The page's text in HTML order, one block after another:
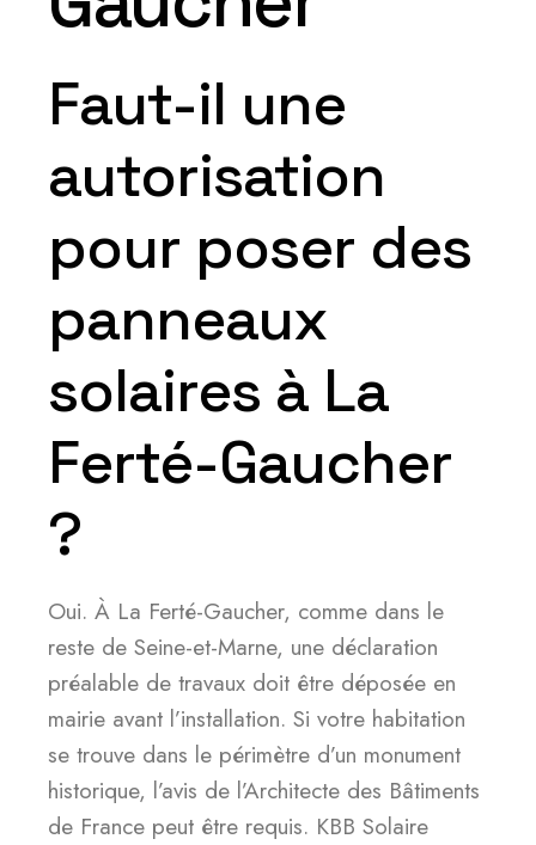
Faut-il une
autorisation
pour poser des
panneaux
solaires à La
Ferté-Gaucher
?
Oui. À La Ferté-Gaucher, comme dans le
reste de Seine-et-Marne, une déclaration
préalable de travaux doit être déposée en
mairie avant l’installation. Si votre habitation
se trouve dans le périmètre d’un monument
historique, l’avis de l’Architecte des Bâtiments
de France peut être requis. KBB Solaire